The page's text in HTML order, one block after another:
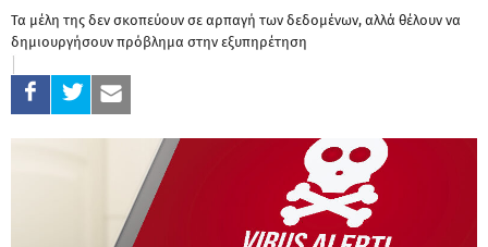
Τα μέλη της δεν σκοπεύουν σε αρπαγή των δεδομένων, αλλά θέλουν να
δημιουργήσουν πρόβλημα στην εξυπηρέτηση